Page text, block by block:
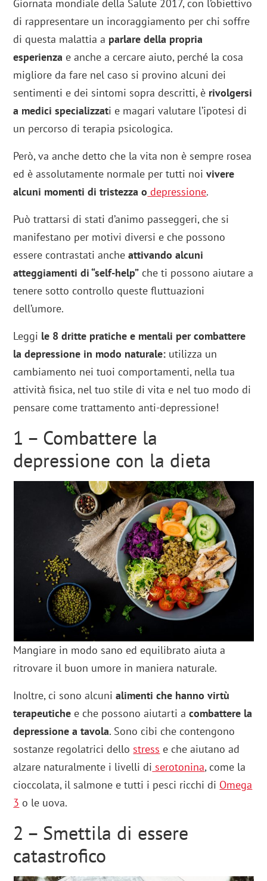
Giornata mondiale della Salute 2017, con l’obiettivo
di rappresentare un incoraggiamento per chi soffre
di questa malattia a parlare della propria
esperienza e anche a cercare aiuto, perché la cosa
migliore da fare nel caso si provino alcuni dei
sentimenti e dei sintomi sopra descritti, è rivolgersi
a medici specializzati e magari valutare l’ipotesi di
un percorso di terapia psicologica.
Però, va anche detto che la vita non è sempre rosea
ed è assolutamente normale per tutti noivivere
alcuni momenti di tristezza o depressione.
Può trattarsi di stati d’animo passeggeri, che si
manifestano per motivi diversi e che possono
essere contrastati ancheattivando alcuni
atteggiamenti di “self-help” che ti possono aiutare a
tenere sotto controllo queste fluttuazioni
dell’umore.
Leggi le 8 dritte pratiche e mentali per combattere
la depressione in modo naturale: utilizza un
cambiamento nei tuoi comportamenti, nella tua
attività fisica, nel tuo stile di vita e nel tuo modo di
pensare come trattamento anti-depressione!
1 – Combattere la
depressione con la dieta
Mangiare in modo sano ed equilibrato aiuta a
ritrovare il buon umore in maniera naturale.
Inoltre, ci sono alcunialimenti che hanno virtù
terapeutiche e che possono aiutarti acombattere la
depressione a tavola. Sono cibi che contengono
sostanze regolatrici dello stress e che aiutano ad
alzare naturalmente i livelli di serotonina, come la
cioccolata, il salmone e tutti i pesci ricchi di Omega
3 o le uova.
2 – Smettila di essere
catastrofico